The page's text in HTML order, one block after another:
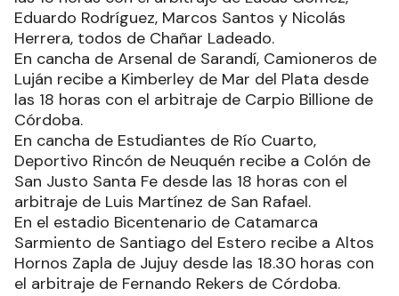
Eduardo Rodríguez, Marcos Santos y Nicolás
Herrera, todos de Chañar Ladeado.
En cancha de Arsenal de Sarandí, Camioneros de
Luján recibe a Kimberley de Mar del Plata desde
las 18 horas con el arbitraje de Carpio Billione de
Córdoba.
En cancha de Estudiantes de Río Cuarto,
Deportivo Rincón de Neuquén recibe a Colón de
San Justo Santa Fe desde las 18 horas con el
arbitraje de Luis Martínez de San Rafael.
En el estadio Bicentenario de Catamarca
Sarmiento de Santiago del Estero recibe a Altos
Hornos Zapla de Jujuy desde las 18.30 horas con
el arbitraje de Fernando Rekers de Córdoba.